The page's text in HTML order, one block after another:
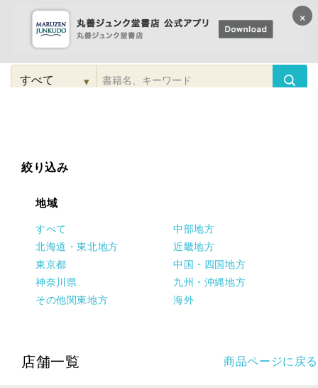
コンテンツに
進む
検
▾
絞り込み
地域
すべて
北海道・東北地方
東京都
神奈川県
その他関東地方
中部地方
近畿地方
中国・四国地方
九州・沖縄地方
海外
店舗一覧 商品ページに戻る
×